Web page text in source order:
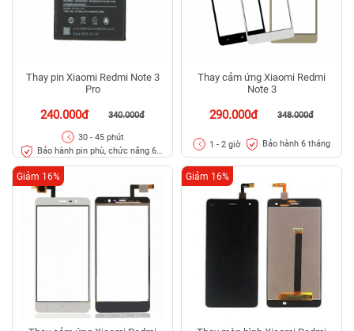
Thay pin Xiaomi Redmi Note 3
Pro
240.000đ 340.000đ
30 - 45 phút
Bảo hành pin phù, chức năng 6
Thay cảm ứng Xiaomi Redmi
Note 3
290.000đ 348.000đ
1 - 2 giờ Bảo hành 6 tháng
Giảm 16% Giảm 16%